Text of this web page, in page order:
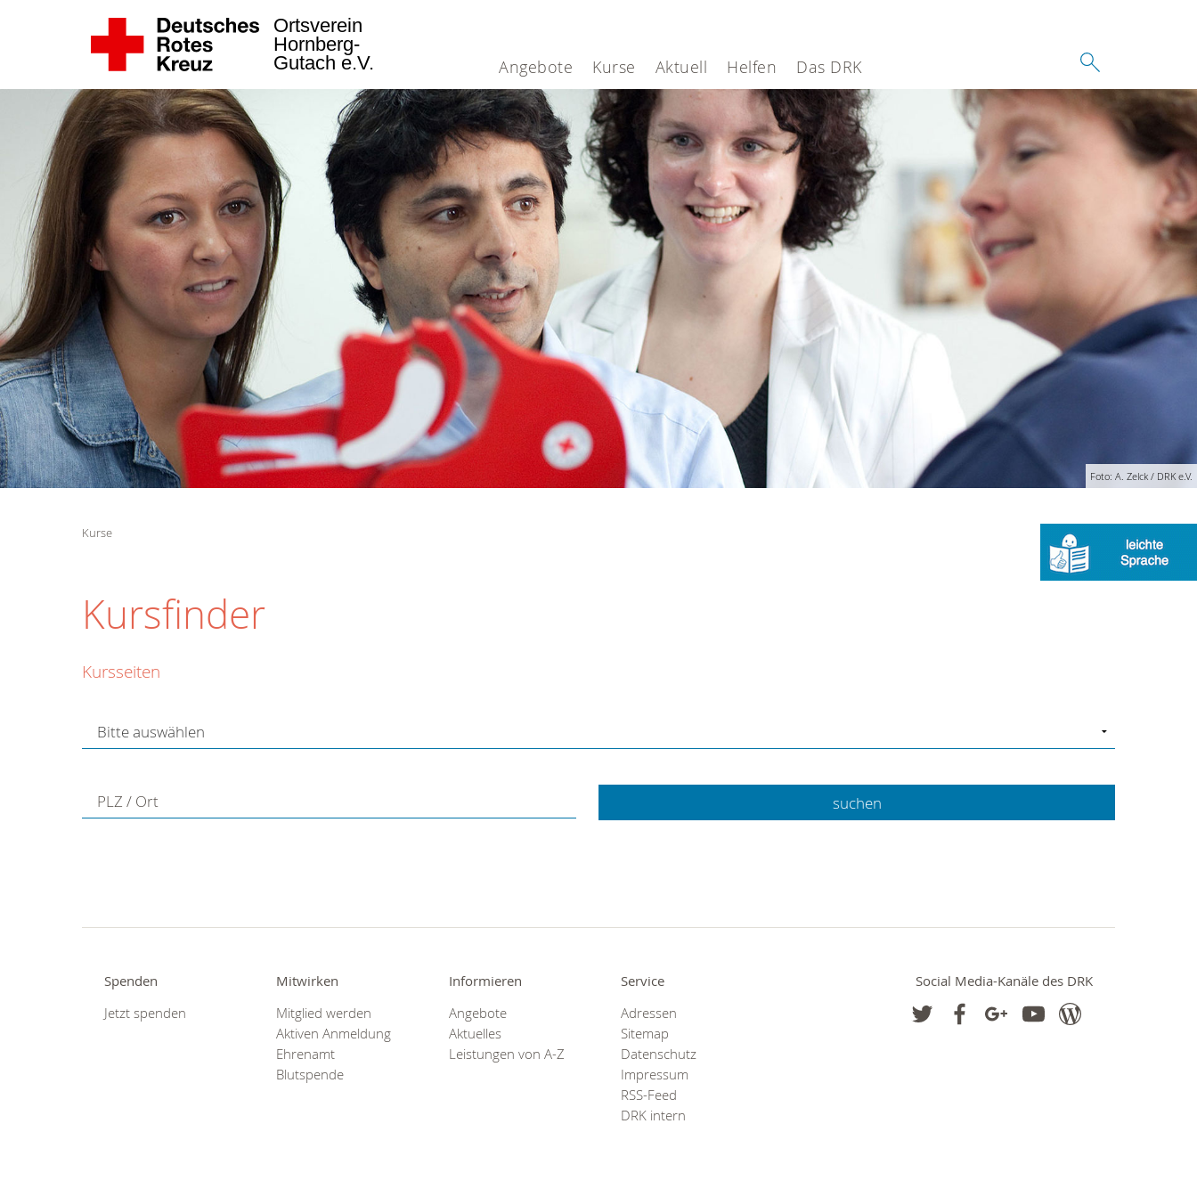
Angebote Kurse Aktuell Helfen Das DRK
Ortsverein
Hornberg-
Gutach e.V.
Foto: A. Zelck / DRK e.V.
Kurse
Kursfinder
Kursseiten
PLZ / Ort
Spenden
Jetzt spenden
Mitwirken
Mitglied werden
Aktiven Anmeldung
Ehrenamt
Blutspende
Informieren
Angebote
Aktuelles
Leistungen von A-Z
Service
Adressen
Sitemap
Datenschutz
Impressum
RSS-Feed
DRK intern
Social Media-Kanäle des DRK